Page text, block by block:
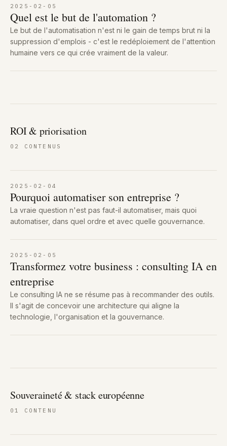
2025-02-05
Quel est le but de l'automation ?
Le but de l'automatisation n'est ni le gain de temps brut ni la
suppression d'emplois - c'est le redéploiement de l'attention
humaine vers ce qui crée vraiment de la valeur.
ROI & priorisation
02 CONTENUS
2025-02-04
Pourquoi automatiser son entreprise ?
La vraie question n'est pas faut-il automatiser, mais quoi
automatiser, dans quel ordre et avec quelle gouvernance.
2025-02-05
Transformez votre business : consulting IA en
entreprise
Le consulting IA ne se résume pas à recommander des outils.
Il s'agit de concevoir une architecture qui aligne la
technologie, l'organisation et la gouvernance.
Souveraineté & stack européenne
01 CONTENU